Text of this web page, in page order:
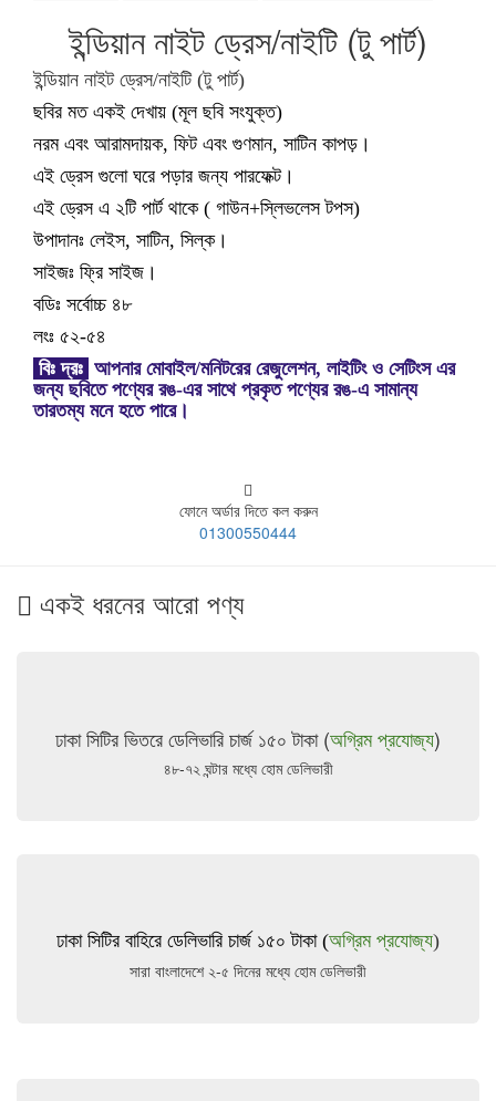
ইন্ডিয়ান নাইট ড্রেস/নাইটি (টু পার্ট)
ইন্ডিয়ান নাইট ড্রেস/নাইটি (টু পার্ট)
ছবির মত একই দেখায় (মূল ছবি সংযুক্ত)
নরম এবং আরামদায়ক, ফিট এবং গুণমান, সাটিন কাপড়।
এই ড্রেস গুলো ঘরে পড়ার জন্য পারফেক্ট।
এই ড্রেস এ ২টি পার্ট থাকে ( গাউন+স্লিভলেস টপস)
উপাদানঃ লেইস, সাটিন, সিল্ক।
সাইজঃ ফ্রি সাইজ।
বডিঃ সর্বোচ্চ ৪৮
লংঃ ৫২-৫৪
বিঃ দ্রঃ আপনার মোবাইল/মনিটরের রেজুলেশন, লাইটিং ও সেটিংস এর
জন্য ছবিতে পণ্যের রঙ-এর সাথে প্রকৃত পণ্যের রঙ-এ সামান্য
তারতম্য মনে হতে পারে।
ফোনে অর্ডার দিতে কল করুন
01300550444
একই ধরনের আরো পণ্য
ঢাকা সিটির ভিতরে ডেলিভারি চার্জ ১৫০ টাকা (অগ্রিম প্রযোজ্য)
৪৮-৭২ ঘন্টার মধ্যে হোম ডেলিভারী
ঢাকা সিটির বাহিরে ডেলিভারি চার্জ ১৫০ টাকা (অগ্রিম প্রযোজ্য)
সারা বাংলাদেশে ২-৫ দিনের মধ্যে হোম ডেলিভারী